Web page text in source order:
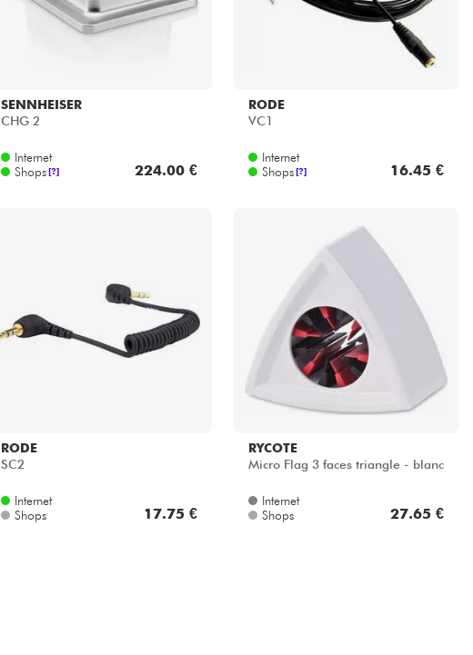
SENNHEISER
CHG 2
Internet
Shops [?] 224.00 €
RODE
VC1
Internet
Shops [?] 16.45 €
RODE
SC2
Internet
Shops
17.75 €
RYCOTE
Micro Flag 3 faces triangle - blanc
Internet
Shops
27.65 €